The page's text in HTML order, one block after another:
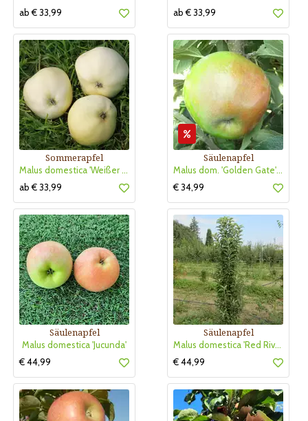
ab € 33,99
ab € 33,99
Sommerapfel
Malus domestica 'Weißer Klarapfel'
ab € 33,99
Säulenapfel
Malus dom. 'Golden Gate' AKTION
€ 34,99
Säulenapfel
Malus domestica 'Jucunda'
€ 44,99
Säulenapfel
Malus domestica 'Red River'
€ 44,99